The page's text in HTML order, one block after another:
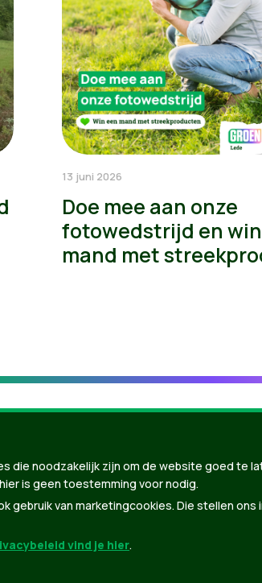
13 juni 2026
Doe mee aan onze
fotowedstrijd en
mand met
| Gebouwd door
die noodzakelijk zijn om de website goed te
is geen toestemming voor nodig.
gebruik van marketingcookies. Die stellen
vind je hier.